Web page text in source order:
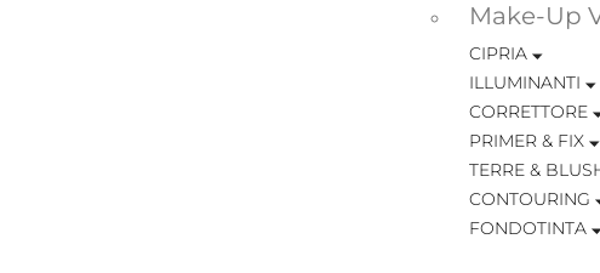
Make-Up
CIPRIA
ILLUMINANTI
CORRETTORE
PRIMER & FIX
TERRE &
CONTOURING
FONDOTINTA